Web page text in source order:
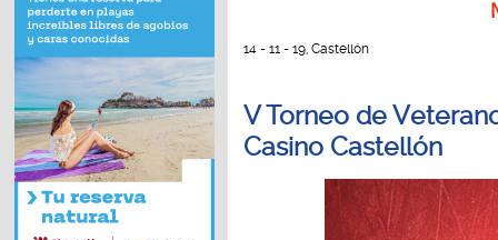
14 - 11 - 19, Castellón
V Torneo de
Casino Castellón